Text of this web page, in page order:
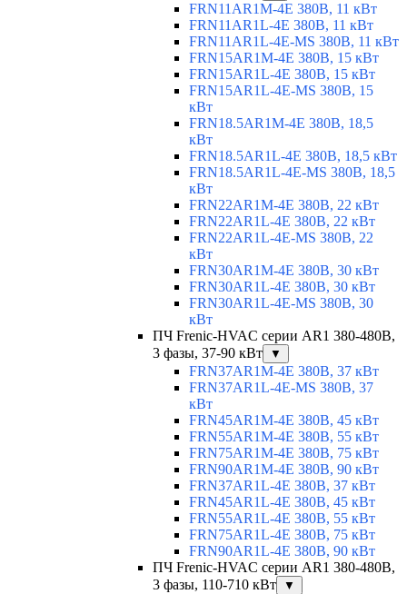
FRN11AR1M-4E 380В, 11 кВт
FRN11AR1L-4E 380В, 11 кВт
FRN11AR1L-4E-MS 380В, 11 кВт
FRN15AR1M-4E 380В, 15 кВт
FRN15AR1L-4E 380В, 15 кВт
FRN15AR1L-4E-MS 380В, 15
кВт
FRN18.5AR1M-4E 380В, 18,5
кВт
FRN18.5AR1L-4E 380В, 18,5 кВт
FRN18.5AR1L-4E-MS 380В, 18,5
кВт
FRN22AR1M-4E 380В, 22 кВт
FRN22AR1L-4E 380В, 22 кВт
FRN22AR1L-4E-MS 380В, 22
кВт
FRN30AR1M-4E 380В, 30 кВт
FRN30AR1L-4E 380В, 30 кВт
FRN30AR1L-4E-MS 380В, 30
кВт
ПЧ Frenic-HVAC серии AR1 380-480В,
3 фазы, 37-90 кВт
▼
FRN37AR1M-4E 380В, 37 кВт
FRN37AR1L-4E-MS 380В, 37
кВт
FRN45AR1M-4E 380В, 45 кВт
FRN55AR1M-4E 380В, 55 кВт
FRN75AR1M-4E 380В, 75 кВт
FRN90AR1M-4E 380В, 90 кВт
FRN37AR1L-4E 380В, 37 кВт
FRN45AR1L-4E 380В, 45 кВт
FRN55AR1L-4E 380В, 55 кВт
FRN75AR1L-4E 380В, 75 кВт
FRN90AR1L-4E 380В, 90 кВт
ПЧ Frenic-HVAC серии AR1 380-480В,
3 фазы, 110-710 кВт
▼